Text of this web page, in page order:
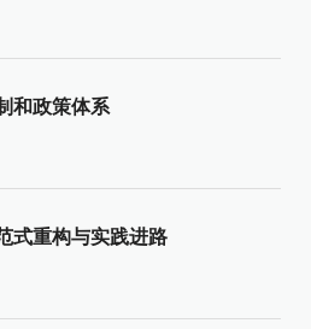
和政策体系
式重构与实践进路